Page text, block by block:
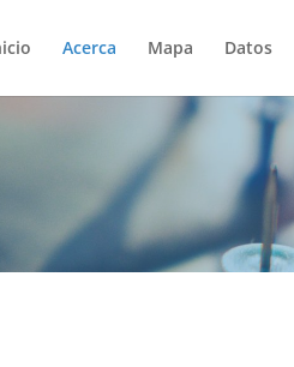
Acerca Mapa Datos